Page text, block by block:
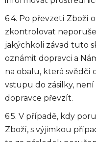
6.4. Po převzetí Zboží
zkontrolovat
jakýchkoli závad tuto
oznámit dopravci a
na obalu, která svědčí
vstupu do zásilky,
dopravce převzít.
6.5. V případě, kdy
Zboží, s výjimkou